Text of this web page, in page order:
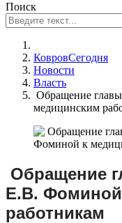
Поиск
КовровСегодня
Новости
Власть
Обращение
медицинским
Обращение
Е.В.
работникам